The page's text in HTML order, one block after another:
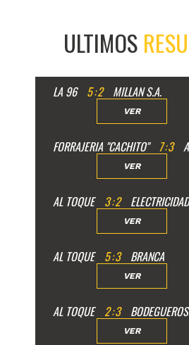
ULTIMOS
LA 96 5:2 MILLAN S.A.
VER
FORRAJERIA "CACHITO" 7:3
VER
AL TOQUE 3:2
VER
AL TOQUE 5:3 BRANCA
VER
AL TOQUE 2:3 BODEGUEROS
VER